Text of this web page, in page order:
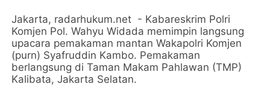
Jakarta, radarhukum.net - Kabareskrim Polri
Komjen Pol. Wahyu Widada memimpin langsung
upacara pemakaman mantan Wakapolri Komjen
(purn) Syafruddin Kambo. Pemakaman
berlangsung di Taman Makam Pahlawan (TMP)
Kalibata, Jakarta Selatan.